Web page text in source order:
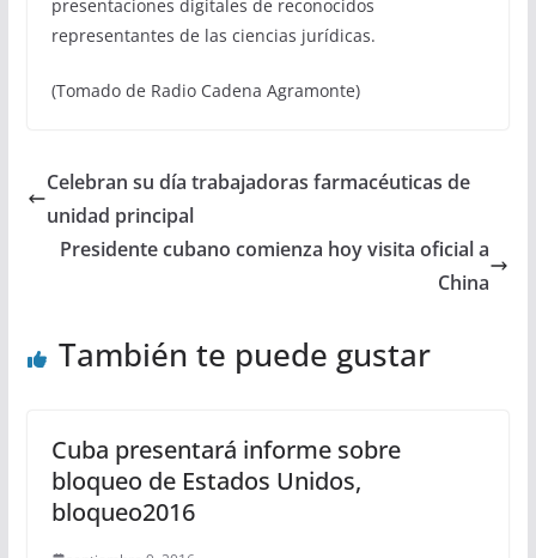
presentaciones digitales de reconocidos
representantes de las ciencias jurídicas.
(Tomado de Radio Cadena Agramonte)
Celebran su día trabajadoras farmacéuticas de
unidad principal
Presidente cubano comienza hoy visita oficial a
China
También te puede gustar
Cuba presentará informe sobre
bloqueo de Estados Unidos,
bloqueo2016